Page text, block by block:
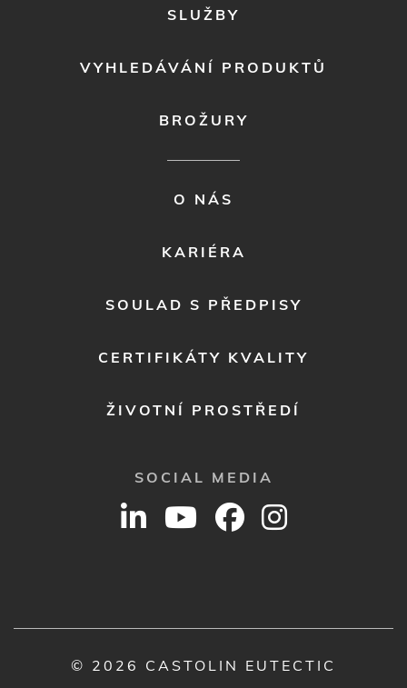
SLUŽBY
VYHLEDÁVÁNÍ PRODUKTŮ
BROŽURY
O NÁS
KARIÉRA
SOULAD S PŘEDPISY
CERTIFIKÁTY KVALITY
ŽIVOTNÍ PROSTŘEDÍ
SOCIAL MEDIA
© 2026 CASTOLIN EUTECTIC